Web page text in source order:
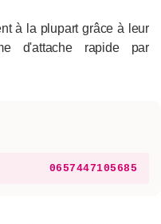
à la plupart grâce à leur
d'attache rapide par
0657447105685